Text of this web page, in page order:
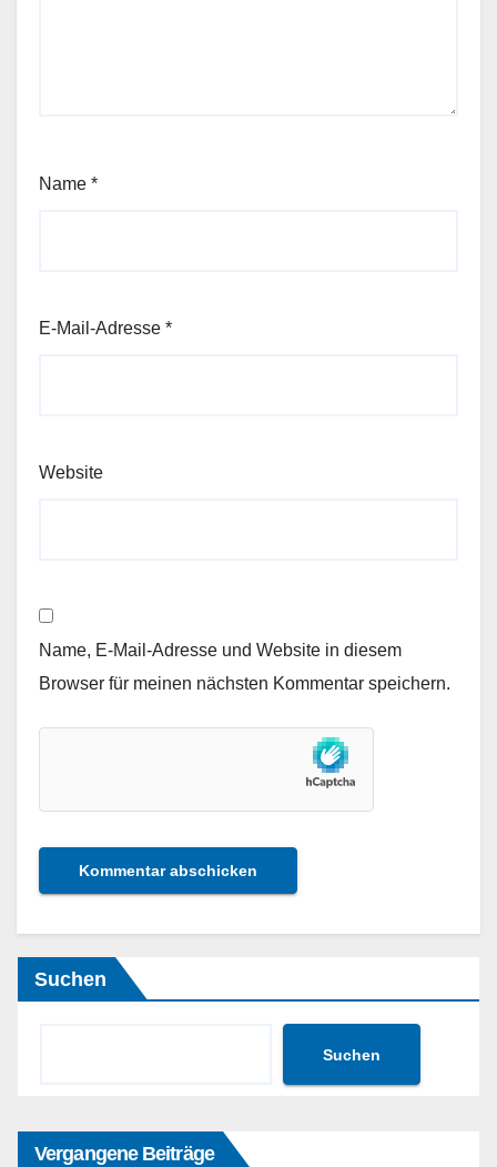
Name *
E-Mail-Adresse *
Website
Name, E-Mail-Adresse und Website in diesem
Browser für meinen nächsten Kommentar speichern.
Suchen
Suchen
Vergangene Beiträge